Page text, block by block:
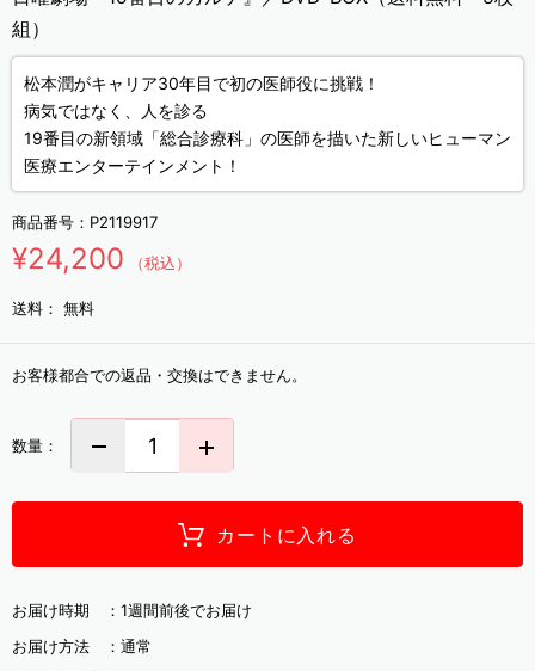
組）
松本潤がキャリア30年目で初の医師役に挑戦！
病気ではなく、人を診る
19番目の新領域「総合診療科」の医師を描いた新しいヒューマン
医療エンターテインメント！
商品番号： P2119917
¥24,200 （税込）
送料： 無料
お客様都合での返品・交換はできません。
数量：
カートに入れる
お届け時期 ： 1週間前後でお届け
お届け方法 ： 通常